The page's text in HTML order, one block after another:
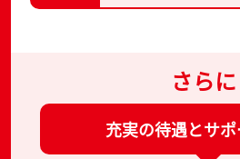
さらに
充実の待遇とサ